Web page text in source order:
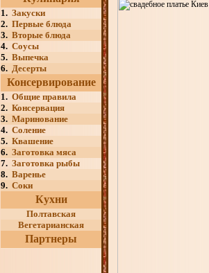
1. Закуски
2. Первые блюда
3. Вторые блюда
4. Соусы
5. Выпечка
6. Десерты
Консервирование
1. Общие правила
2. Консервация
3. Маринование
4. Соление
5. Квашение
6. Заготовка мяса
7. Заготовка рыбы
8. Варенье
9. Соки
Кухни
Полтавская
Вегетарианская
Партнеры